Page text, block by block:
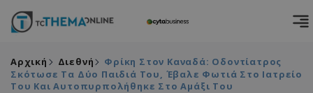
Αρχική Διεθνή
Φρίκη Στον Καναδά: Οδοντίατρος
Σκότωσε Τα Δύο Παιδιά Του, Έβαλε Φωτιά Στο Ιατρείο
Του Και Αυτοπυρπολήθηκε Στο Αμάξι Του